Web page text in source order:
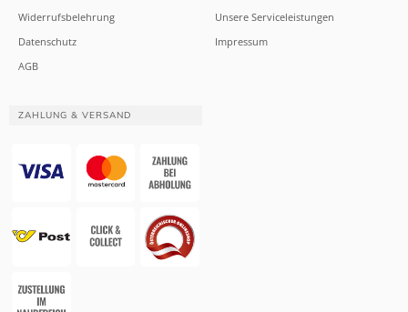
Widerrufsbelehrung
Datenschutz
AGB
Unsere Serviceleistungen
Impressum
ZAHLUNG & VERSAND